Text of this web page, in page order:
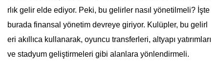
rlık gelir elde ediyor. Peki, bu gelirler nasıl yönetilmeli? İşte
burada finansal yönetim devreye giriyor. Kulüpler, bu gelirl
eri akıllıca kullanarak, oyuncu transferleri, altyapı yatırımları
ve stadyum geliştirmeleri gibi alanlara yönlendirmeli.